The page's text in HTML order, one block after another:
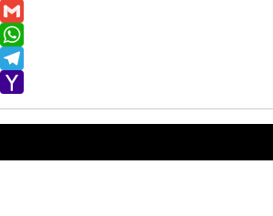
Twitter
Gmail
WhatsApp
Telegram
Yahoo
Mail